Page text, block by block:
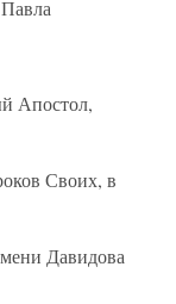
Апостол,
Своих, в
Давидова